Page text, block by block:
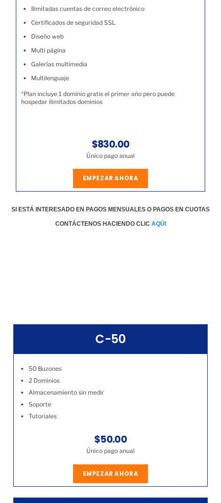
Ilimitadas cuentas de correo electrónico
Certificados de seguridad SSL
Diseño web
Multi página
Galerías multimedia
Multilenguaje
*Plan incluye 1 dominio gratis el primer año pero puede
hospedar ilimitados dominios
$830.00
Único pago anual
EMPEZAR AHORA
SI ESTÁ INTERESADO EN PAGOS MENSUALES O PAGOS EN CUOTAS
CONTÁCTENOS HACIENDO CLIC AQÚI
C-50
50 Buzones
2 Dominios
Almacenamiento sin medir
Soporte
Tutoriales
$50.00
Único pago anual
EMPEZAR AHORA